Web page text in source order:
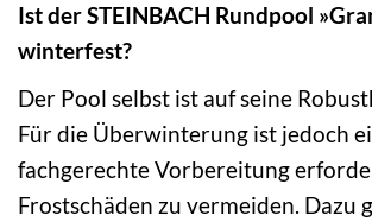
Ist der STEINBACH Rundpool
winterfest?
Der Pool selbst ist auf seine
Für die Überwinterung ist jedoch
fachgerechte Vorbereitung
Frostschäden zu vermeiden. Dazu